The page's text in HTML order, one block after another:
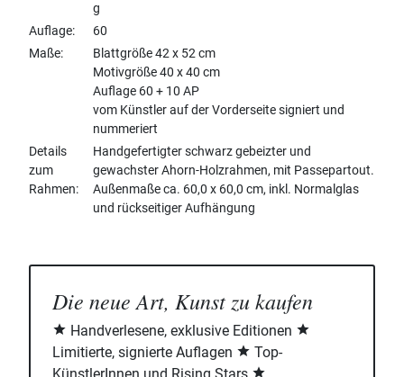
g
Auflage
60
Maße
Blattgröße 42 x 52 cm
Motivgröße 40 x 40 cm
Auflage 60 + 10 AP
vom Künstler auf der Vorderseite signiert und
nummeriert
Details
zum
Rahmen
Handgefertigter schwarz gebeizter und
gewachster Ahorn-Holzrahmen, mit Passepartout.
Außenmaße ca. 60,0 x 60,0 cm, inkl. Normalglas
und rückseitiger Aufhängung
Die neue Art, Kunst zu kaufen
Handverlesene, exklusive Editionen
Limitierte, signierte Auflagen
Top-